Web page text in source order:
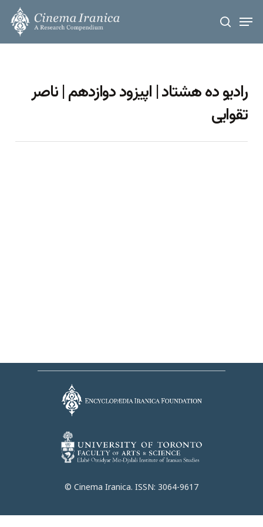
Skip
main
search
رادیو ده هشتاد | اپیزود دوازدهم | ناصر
تقوایی
© Cinema Iranica. ISSN: 3064-9617